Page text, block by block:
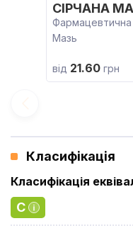
СІРЧАНА
Фармацевтична
Мазь
від 21.60 грн
Класифікація
Класифікація
C